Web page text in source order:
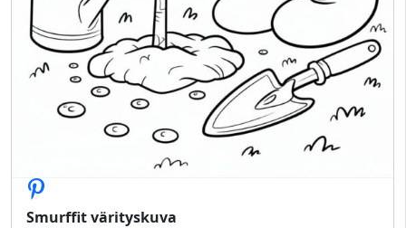
Smurffit värityskuva